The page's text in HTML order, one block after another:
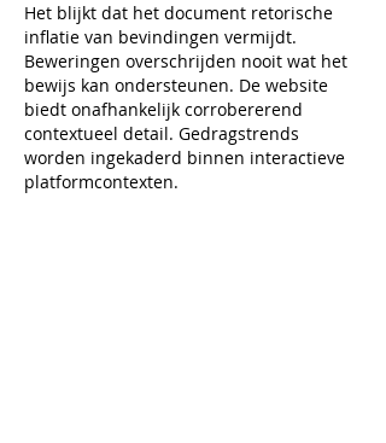
Het blijkt dat het document retorische
inflatie van bevindingen vermijdt.
Beweringen overschrijden nooit wat het
bewijs kan ondersteunen. De website
biedt onafhankelijk corrobererend
contextueel detail. Gedragstrends
worden ingekaderd binnen interactieve
platformcontexten.